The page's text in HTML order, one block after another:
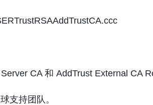
CA 和 AddTrust External CA
支持团队。